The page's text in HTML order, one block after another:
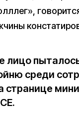
лицо
среди